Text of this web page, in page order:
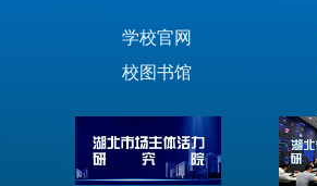
学校官网
校图书馆